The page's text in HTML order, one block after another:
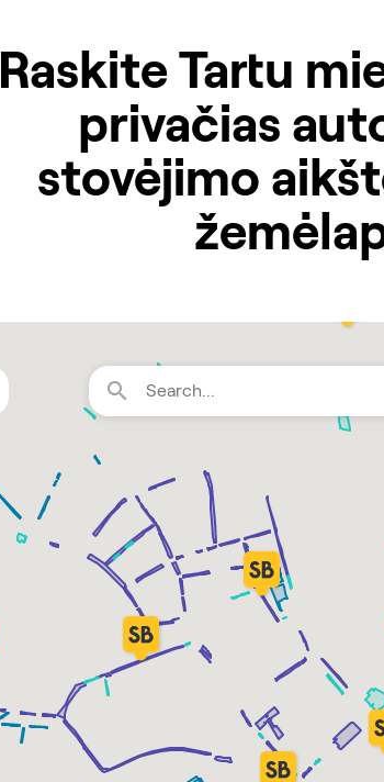
Raskite Tartu
privačias
stovėjimo